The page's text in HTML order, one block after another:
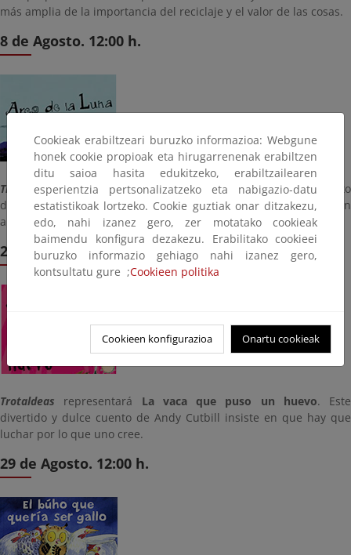
más amplia de la importancia del reciclaje y el valor de las cosas.
8 de Agosto. 12:00 h.
Trotaldeas nos contará la historiaArco de la Luna. En este cuento
de Txabi Arnal varios animales se muestran disconformes con
alguna de sus características.
22 de Agosto. 12:00 h.
Trotaldeas representará La vaca que puso un huevo. Este
divertido y dulce cuento de Andy Cutbill insiste en que hay que
luchar por lo que uno cree.
29 de Agosto. 12:00 h.
Cookieak erabiltzeari buruzko informazioa: Webgune
honek cookie propioak eta hirugarrenenak erabiltzen
ditu saioa hasita edukitzeko, erabiltzailearen
esperientzia pertsonalizatzeko eta nabigazio-datu
estatistikoak lortzeko. Cookie guztiak onar ditzakezu,
edo, nahi izanez gero, zer motatako cookieak
baimendu konfigura dezakezu. Erabilitako cookieei
buruzko informazio gehiago nahi izanez gero,
kontsultatu gure ;Cookieen politika
Cookieen konfigurazioa Onartu cookieak